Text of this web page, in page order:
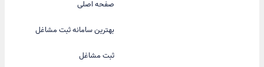
صفحه اصلی
بهترین سامانه ثبت مشاغل
ثبت مشاغل